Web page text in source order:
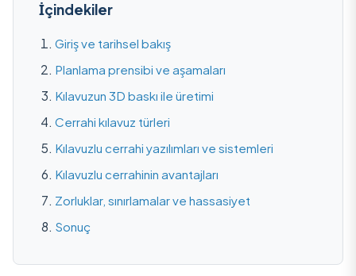
İçindekiler
Giriş ve tarihsel bakış
Planlama prensibi ve aşamaları
Kılavuzun 3D baskı ile üretimi
Cerrahi kılavuz türleri
Kılavuzlu cerrahi yazılımları ve sistemleri
Kılavuzlu cerrahinin avantajları
Zorluklar, sınırlamalar ve hassasiyet
Sonuç